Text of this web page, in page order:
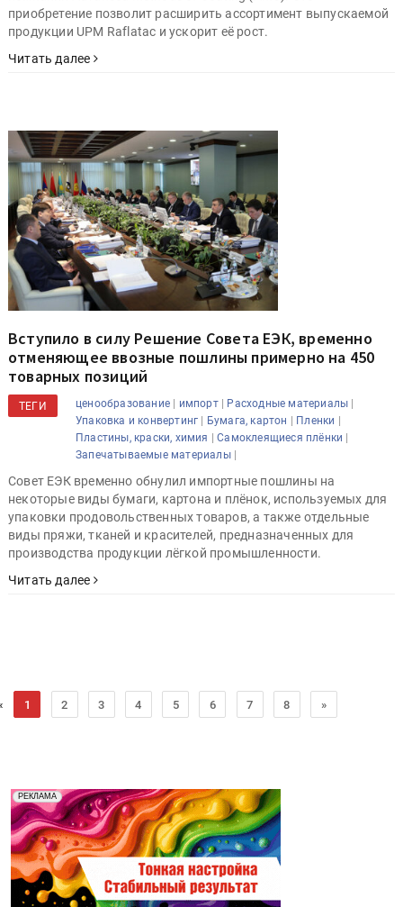
приобретение позволит расширить ассортимент выпускаемой
продукции UPM Raflatac и ускорит её рост.
Читать далее
Вступило в силу Решение Совета ЕЭК, временно
отменяющее ввозные пошлины примерно на 450
товарных позиций
ТЕГИ ценообразование | импорт| Расходные материалы |
Упаковка и конвертинг | Бумага, картон | Плeнки |
Пластины, краски, химия |Самоклеящиеся плёнки |
Запечатываемые материалы|
Совет ЕЭК временно обнулил импортные пошлины на
некоторые виды бумаги, картона и плёнок, используемых для
упаковки продовольственных товаров, а также отдельные
виды пряжи, тканей и красителей, предназначенных для
производства продукции лёгкой промышленности.
Читать далее
1 2 3 4 5 6 7 8 »
РЕКЛАМА
Реклама. Рекламодатель ООО "Передовые Системы
Печати" erid: 2SDnjd2d4Qz